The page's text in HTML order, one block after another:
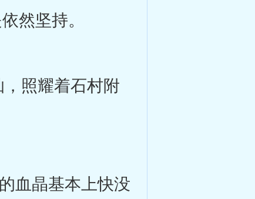
然坚持。
照耀着石村附
血晶基本上快没